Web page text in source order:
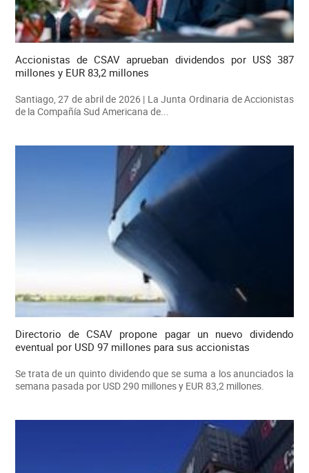
Accionistas de CSAV aprueban dividendos por US$ 387
millones y EUR 83,2 millones
Santiago, 27 de abril de 2026 | La Junta Ordinaria de Accionistas
de la Compañía Sud Americana de...
Directorio de CSAV propone pagar un nuevo dividendo
eventual por USD 97 millones para sus accionistas
Se trata de un quinto dividendo que se suma a los anunciados la
semana pasada por USD 290 millones y EUR 83,2 millones.